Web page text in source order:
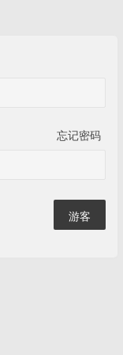
忘记密码
游客